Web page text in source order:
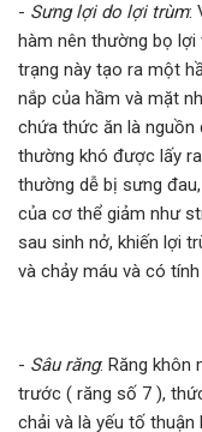
- Sưng lợi do lợi trùm:
hàm nên thường bọ lợi
trạng này tạo ra một
nắp của hầm và mặt
chứa thức ăn là nguồn
thường khó được lấy
thường dễ bị sưng
của cơ thể giảm như
sau sinh nở, khiến lợi
và chảy máu và có
- Sâu răng: Răng khôn
trước ( răng số 7 ),
chải và là yếu tố